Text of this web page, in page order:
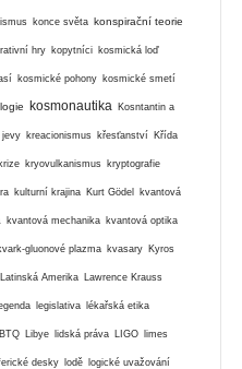
konce světa konspirační teorie
hry kopytníci kosmická loď
kosmické pohony kosmické smetí
kosmonautika Kosntantin a
jevy kreacionismus křesťanství Křída
krize kryovulkanismus kryptografie
kulturní krajina Kurt Gödel kvantová
kvantová mechanika kvantová optika
gluonové plazma kvasary Kyros
Latinská Amerika Lawrence Krauss
legislativa lékařská etika
Libye lidská práva LIGO limes
desky lodě logické uvažování